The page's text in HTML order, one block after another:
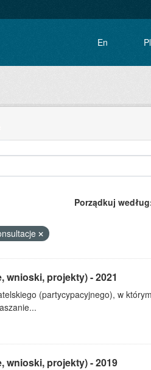
En Pl
Porządkuj według
wnioski, projekty) - 2021
(partycypacyjnego), w
wnioski, projekty) - 2019